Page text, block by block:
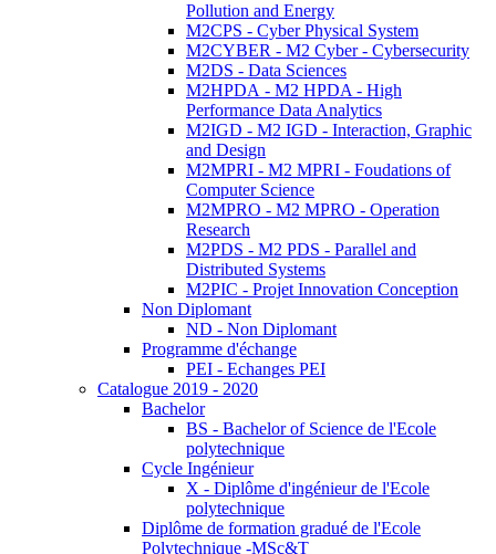
Pollution and Energy
M2CPS - Cyber Physical System
M2CYBER - M2 Cyber - Cybersecurity
M2DS - Data Sciences
M2HPDA - M2 HPDA - High
Performance Data Analytics
M2IGD - M2 IGD - Interaction, Graphic
and Design
M2MPRI - M2 MPRI - Foudations of
Computer Science
M2MPRO - M2 MPRO - Operation
Research
M2PDS - M2 PDS - Parallel and
Distributed Systems
M2PIC - Projet Innovation Conception
Non Diplomant
ND - Non Diplomant
Programme d'échange
PEI - Echanges PEI
Catalogue 2019 - 2020
Bachelor
BS - Bachelor of Science de l'Ecole
polytechnique
Cycle Ingénieur
X - Diplôme d'ingénieur de l'Ecole
polytechnique
Diplôme de formation gradué de l'Ecole
Polytechnique -MSc&T